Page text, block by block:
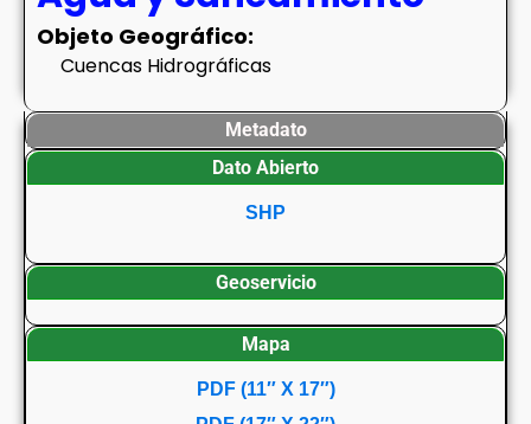
Objeto Geográfico:
Cuencas Hidrográficas
Metadato
Dato Abierto
SHP
Geoservicio
Mapa
PDF (11″ X 17″)